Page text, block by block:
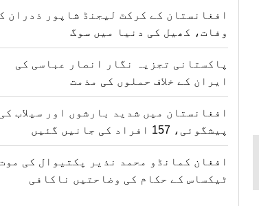
افغانستان کے کرکٹ لیجنڈ شاپور ذدران
وفات، کھیل کی دنیا میں سوگ
پاکستانی تجزیہ نگار انصار عباسی کی
ایران کے خلاف حملوں کی مذمت
افغانستان میں شدید بارشوں اور سیلاب کی
پیشگوئی، 157 افراد کی جانیں گئیں
افغان کمانڈو محمد نذیر پکتیوال کی
ٹیکساس کے حکام کی وضاحتیں ناکافی